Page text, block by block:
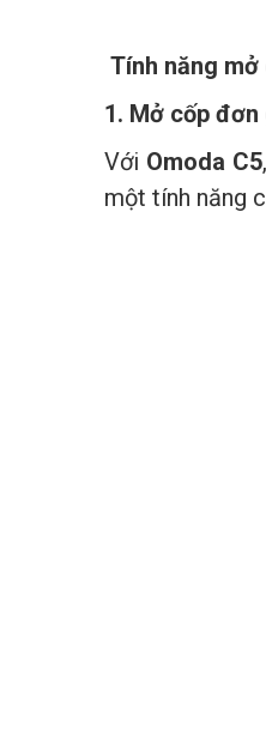
Tính năng
1. Mở cốp
Với Omoda C5
một tính năng